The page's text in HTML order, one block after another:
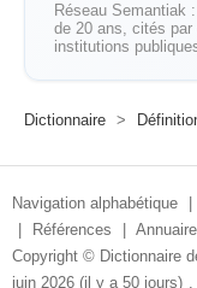
Réseau Semantiak
de 20 ans, cités
institutions
Dictionnaire >
Navigation alphabétique
Références
Copyright © Dictionnaire
juin 2026 (il y a 50 jours) .